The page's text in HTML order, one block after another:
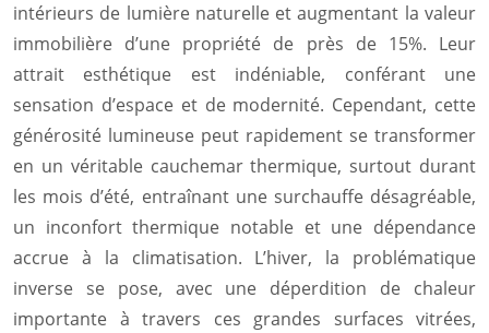
intérieurs de lumière naturelle et augmentant la valeur
immobilière d’une propriété de près de 15%. Leur
attrait esthétique est indéniable, conférant une
sensation d’espace et de modernité. Cependant, cette
générosité lumineuse peut rapidement se transformer
en un véritable cauchemar thermique, surtout durant
les mois d’été, entraînant une surchauffe désagréable,
un inconfort thermique notable et une dépendance
accrue à la climatisation. L’hiver, la problématique
inverse se pose, avec une déperdition de chaleur
importante à travers ces grandes surfaces vitrées,